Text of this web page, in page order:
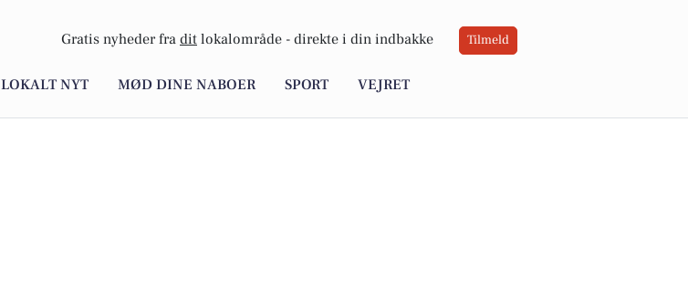
Gratis nyheder fra dit lokalområde - direkte i din indbakke Tilmeld
LOKALT NYT MØD DINE NABOER SPORT VEJRET